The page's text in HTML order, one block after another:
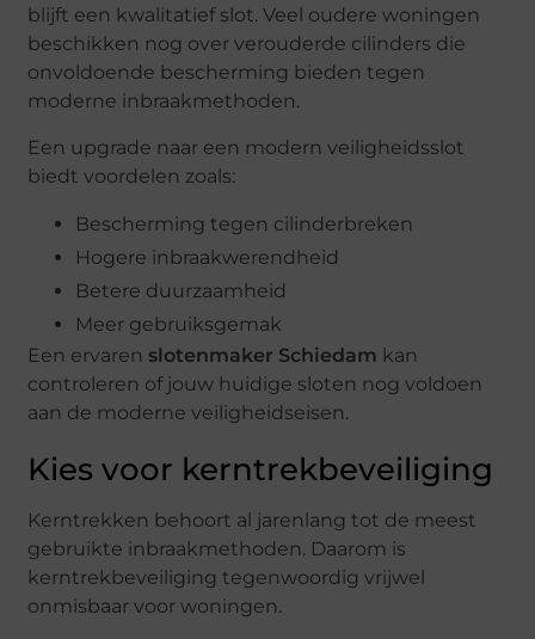
blijft een kwalitatief slot. Veel oudere woningen
beschikken nog over verouderde cilinders die
onvoldoende bescherming bieden tegen
moderne inbraakmethoden.
Een upgrade naar een modern veiligheidsslot
biedt voordelen zoals:
Bescherming tegen cilinderbreken
Hogere inbraakwerendheid
Betere duurzaamheid
Meer gebruiksgemak
Een ervaren slotenmaker Schiedam kan
controleren of jouw huidige sloten nog voldoen
aan de moderne veiligheidseisen.
Kies voor kerntrekbeveiliging
Kerntrekken behoort al jarenlang tot de meest
gebruikte inbraakmethoden. Daarom is
kerntrekbeveiliging tegenwoordig vrijwel
onmisbaar voor woningen.